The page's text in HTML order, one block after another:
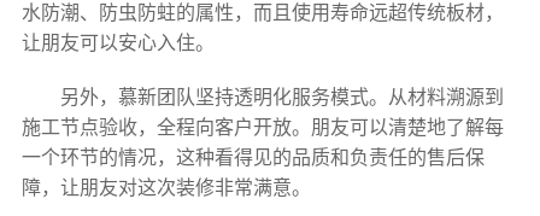
水防潮、防虫防蛀的属性，而且使用寿命远超传统板材，
让朋友可以安心入住。
另外，慕新团队坚持透明化服务模式。从材料溯源到
施工节点验收，全程向客户开放。朋友可以清楚地了解每
一个环节的情况，这种看得见的品质和负责任的售后保
障，让朋友对这次装修非常满意。